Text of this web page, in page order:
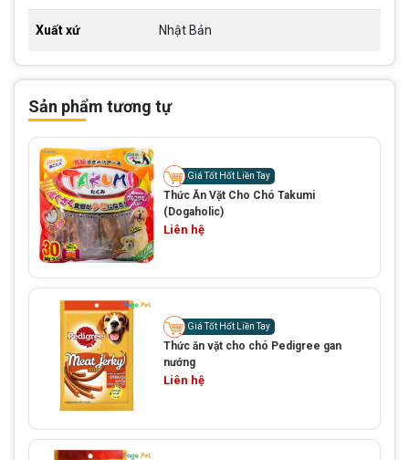
Xuất xứ Nhật Bản
Sản phẩm tương tự
Giá Tốt Hốt Liền Tay
Thức Ăn Vặt Cho Chó Takumi
(Dogaholic)
Liên hệ
Giá Tốt Hốt Liền Tay
Thức ăn vặt cho chó Pedigree gan
nướng
Liên hệ